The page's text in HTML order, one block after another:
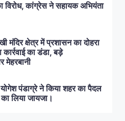
विरोध, कांग्रेस ने सहायक अभियंता
मंदिर क्षेत्र में प्रशासन का दोहरा
कार्रवाई का डंडा, बड़े
मेहरबानी
पंडाग्रे ने किया शहर का पैदल
का लिया जायजा।